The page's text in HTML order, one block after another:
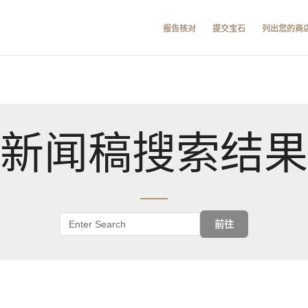
报告核对 提交宝石 列出您的商
新闻稿搜索结果
前往